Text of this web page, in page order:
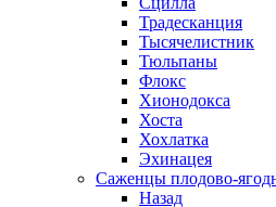
Традесканция
Тысячелистник
Тюльпаны
Флокс
Хионодокса
Хоста
Хохлатка
Эхинацея
Саженцы плодово-
Назад